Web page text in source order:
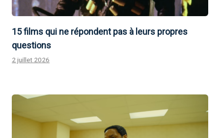
15 films qui ne répondent pas à leurs propres
questions
2 juillet 2026